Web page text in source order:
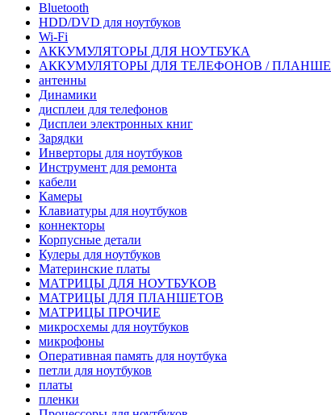
Bluetooth
HDD/DVD для ноутбуков
Wi-Fi
АККУМУЛЯТОРЫ ДЛЯ НОУТБУКА
АККУМУЛЯТОРЫ ДЛЯ ТЕЛЕФОНОВ /
антенны
Динамики
дисплеи для телефонов
Дисплеи электронных книг
Зарядки
Инверторы для ноутбуков
Инструмент для ремонта
кабели
Камеры
Клавиатуры для ноутбуков
коннекторы
Корпусные детали
Кулеры для ноутбуков
Материнские платы
МАТРИЦЫ ДЛЯ НОУТБУКОВ
МАТРИЦЫ ДЛЯ ПЛАНШЕТОВ
МАТРИЦЫ ПРОЧИЕ
микросхемы для ноутбуков
микрофоны
Оперативная память для ноутбука
петли для ноутбуков
платы
пленки